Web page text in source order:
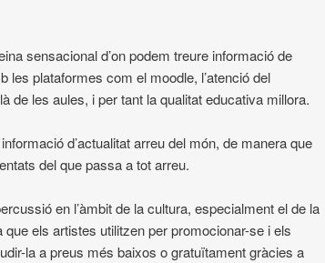
sensacional d’on podem treure informació de
les plataformes com el moodle, l’atenció del
de les aules, i per tant la qualitat educativa millora.
d’actualitat arreu del món, de manera que
del que passa a tot arreu.
en l’àmbit de la cultura, especialment el de la
els artistes utilitzen per promocionar-se i els
la a preus més baixos o gratuïtament gràcies a